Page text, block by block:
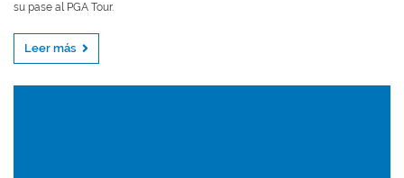
su pase al PGA Tour.
Leer más